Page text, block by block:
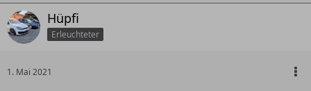
Hüpfi
Erleuchteter
1. Mai 2021